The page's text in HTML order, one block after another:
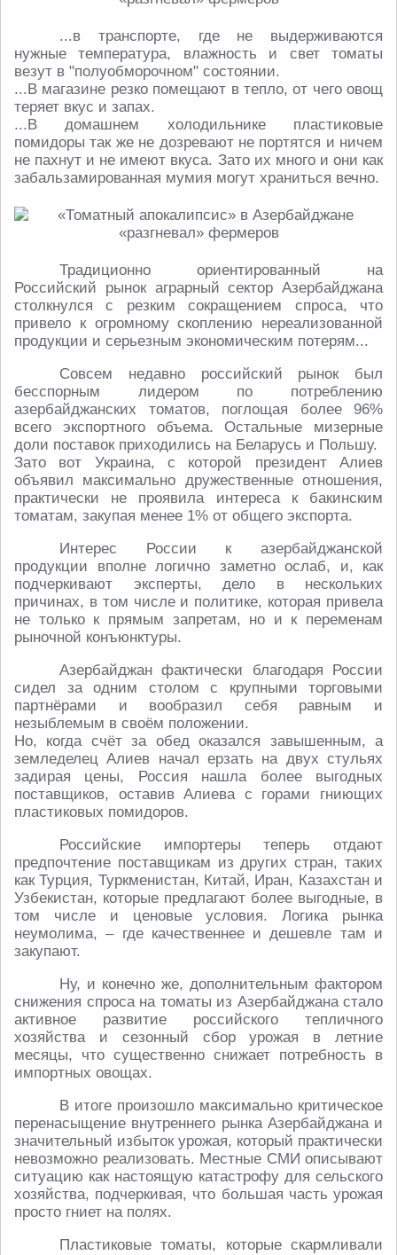
...в транспорте, где не выдерживаются
нужные температура, влажность и свет томаты
везут в "полуобморочном" состоянии.
...В магазине резко помещают в тепло, от чего овощ
теряет вкус и запах.
...В домашнем холодильнике пластиковые
помидоры так же не дозревают не портятся и ничем
не пахнут и не имеют вкуса. Зато их много и они как
забальзамированная мумия могут храниться вечно.
Традиционно ориентированный на
Российский рынок аграрный сектор Азербайджана
столкнулся с резким сокращением спроса, что
привело к огромному скоплению нереализованной
продукции и серьезным экономическим потерям...
Совсем недавно российский рынок был
бесспорным лидером по потреблению
азербайджанских томатов, поглощая более 96%
всего экспортного объема. Остальные мизерные
доли поставок приходились на Беларусь и Польшу.
Зато вот Украина, с которой президент Алиев
объявил максимально дружественные отношения,
практически не проявила интереса к бакинским
томатам, закупая менее 1% от общего экспорта.
Интерес России к азербайджанской
продукции вполне логично заметно ослаб, и, как
подчеркивают эксперты, дело в нескольких
причинах, в том числе и политике, которая привела
не только к прямым запретам, но и к переменам
рыночной конъюнктуры.
Азербайджан фактически благодаря России
сидел за одним столом с крупными торговыми
партнёрами и вообразил себя равным и
незыблемым в своём положении.
Но, когда счёт за обед оказался завышенным, а
земледелец Алиев начал ерзать на двух стульях
задирая цены, Россия нашла более выгодных
поставщиков, оставив Алиева с горами гниющих
пластиковых помидоров.
Российские импортеры теперь отдают
предпочтение поставщикам из других стран, таких
как Турция, Туркменистан, Китай, Иран, Казахстан и
Узбекистан, которые предлагают более выгодные, в
том числе и ценовые условия. Логика рынка
неумолима, – где качественнее и дешевле там и
закупают.
Ну, и конечно же, дополнительным фактором
снижения спроса на томаты из Азербайджана стало
активное развитие российского тепличного
хозяйства и сезонный сбор урожая в летние
месяцы, что существенно снижает потребность в
импортных овощах.
В итоге произошло максимально критическое
перенасыщение внутреннего рынка Азербайджана и
значительный избыток урожая, который практически
невозможно реализовать. Местные СМИ описывают
ситуацию как настоящую катастрофу для сельского
хозяйства, подчеркивая, что большая часть урожая
просто гниет на полях.
Пластиковые томаты, которые скармливали